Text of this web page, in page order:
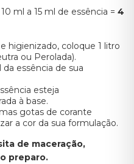
ml a 15 ml de essência = 4
higienizado, coloque 1 litro
ou Perolada).
essência de sua
esteja
à base.
gotas de corante
a cor da sua formulação.
de maceração,
preparo.